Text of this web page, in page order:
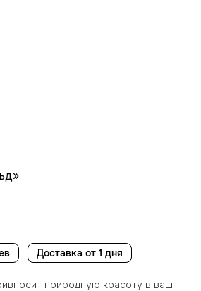
Доставка от 1 дня
природную красоту в ваш